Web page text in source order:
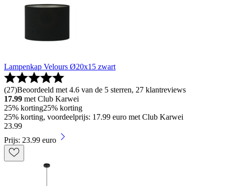
Lampenkap Velours Ø20x15 zwart
(27)Beoordeeld met 4.6 van de 5 sterren, 27 klantreviews
17.99 met Club Karwei
25% korting25% korting
25% korting, voordeelprijs: 17.99 euro met Club Karwei
23.99
Prijs: 23.99 euro